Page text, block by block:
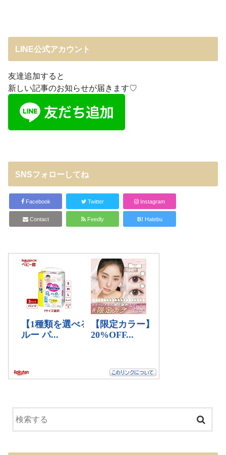
LINE公式アカウント
友達追加すると
新しい記事のお知らせが届きます♡
SNSフォローしてね
Facebook Twitter Instagram
Contact Feedly B! Hatebu